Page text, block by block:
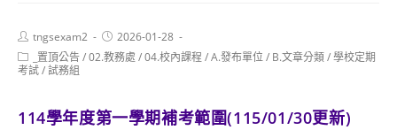
Post
author:
tngsexam2
Post
published:
2026-01-28
Post
category:
_置頂公告/02.教務處 /04.校內課程 /A.發布單位/ B.文章分類/學校定期
考試/試務組
114學年度第一學期補考範圍(115/01/30更新)